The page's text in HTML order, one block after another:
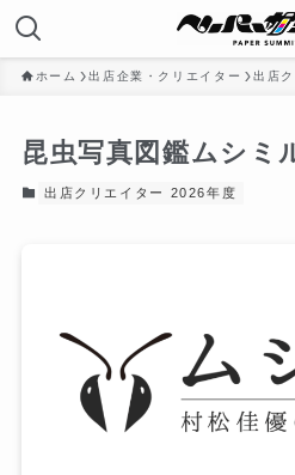
ホーム 出店企業・クリエイター 出店
昆虫写真図鑑ムシミ
出店クリエイター 2026年度